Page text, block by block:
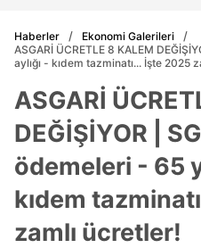
Haberler
Ekonomi Galerileri
ASGARİ ÜCRETLE 8 KALEM
aylığı - kıdem tazminatı... İşte 2025
ASGARİ
DEĞİŞİYOR |
ödemeleri - 65
kıdem
zamlı ücretler!